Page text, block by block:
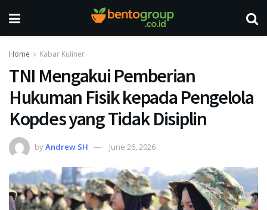
Home Kabar Kuliner
TNI Mengakui Pemberian
Hukuman Fisik kepada Pengelola
Kopdes yang Tidak Disiplin
byAndrew SH June 26, 2026